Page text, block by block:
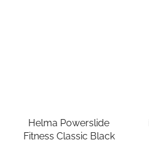
Helma Powerslide
Fitness Classic Black